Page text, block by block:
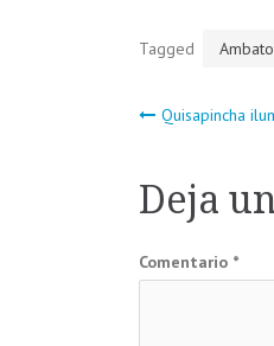
Tagged Ambato
de
Quisapincha
Deja
Comentario *